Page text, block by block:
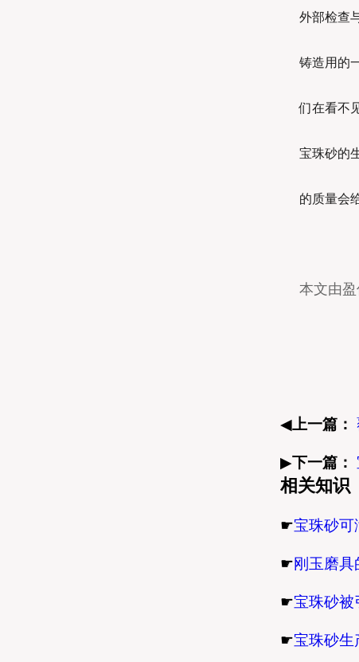
外部检查
铸造用的
们在看不
宝珠砂的
的质量会
本文由
◀上一篇：
▶下一篇：
相关知识
☛宝珠砂可
☛刚玉磨具
☛宝珠砂被
☛宝珠砂生